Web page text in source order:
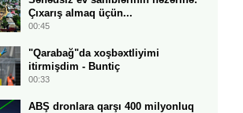
Çıxarış almaq üçün...
00:45
"Qarabağ"da xoşbəxtliyimi
itirmişdim - Buntiç
00:33
ABŞ dronlara qarşı 400 milyonluq